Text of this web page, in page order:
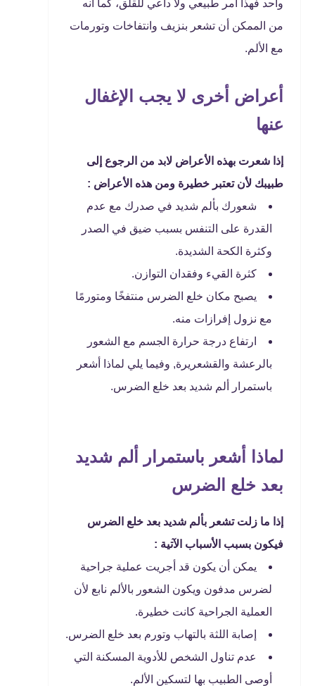
واحد فهذا أمر طبيعي ولا داعي للقلق، كما أنه
من الممكن أن تشعر بنزيف وانتفاخات وتورمات
مع الألم.
أعراض أخرى لا يجب الإغفال
عنها
إذا شعرت بهذه الأعراض لابد من الرجوع إلى
طبيبك لأن تعتبر خطيرة ومن هذه الأعراض :
شعورك بألم شديد في صدرك مع عدم
القدرة على التنفس بسبب ضيق في الصدر
وكثرة الكحة الشديدة.
كثرة القيء وفقدان التوازن.
يصبح مكان خلع الضرس منتفخًا ومتورمًا
مع نزول إفرازات منه.
ارتفاع درجة حرارة الجسم مع الشعور
بالرعشة والقشعريرة, وفيما يلي لماذا أشعر
باستمرار ألم شديد بعد خلع الضرس.
لماذا أشعر باستمرار ألم شديد
بعد خلع الضرس
إذا ما زلت تشعر بألم شديد بعد خلع الضرس
فيكون بسبب الأسباب الآتية :
يمكن أن يكون قد أجريت عملية جراحية
لضرس مدفون ويكون الشعور بالألم نابع لأن
العملية الجراحية كانت خطيرة.
إصابة اللثة بالتهاب وتورم بعد خلع الضرس.
عدم تناول الشخص للأدوية المسكنة التي
أوصى الطبيب بها لتسكين الألم.